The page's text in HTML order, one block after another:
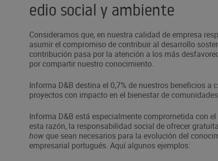
edio social y ambiente
Consideramos que, en nuestra calidad de empresa
asumir el compromiso de contribuir al desarrollo
contribución pasa por la atención a los más
por compartir nuestro conocimiento.
Informa D&B destina el 0,7% de nuestros beneficios a
proyectos con impacto en el bienestar de
Informa D&B está especialmente comprometida con
esta razón, la responsabilidad social de ofrecer
how que sean necesarios para la evolución del
empresarial portugués. Aquí algunos ejemplos: